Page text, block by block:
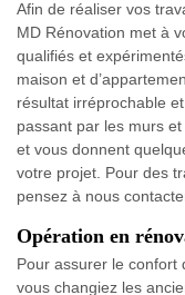
Afin de réaliser vos
MD Rénovation met à
qualifiés et
maison et
résultat irréprochable
passant par les murs
et vous donnent
votre projet. Pour des
pensez à nous
Opération en
Pour assurer le confort
vous changiez les